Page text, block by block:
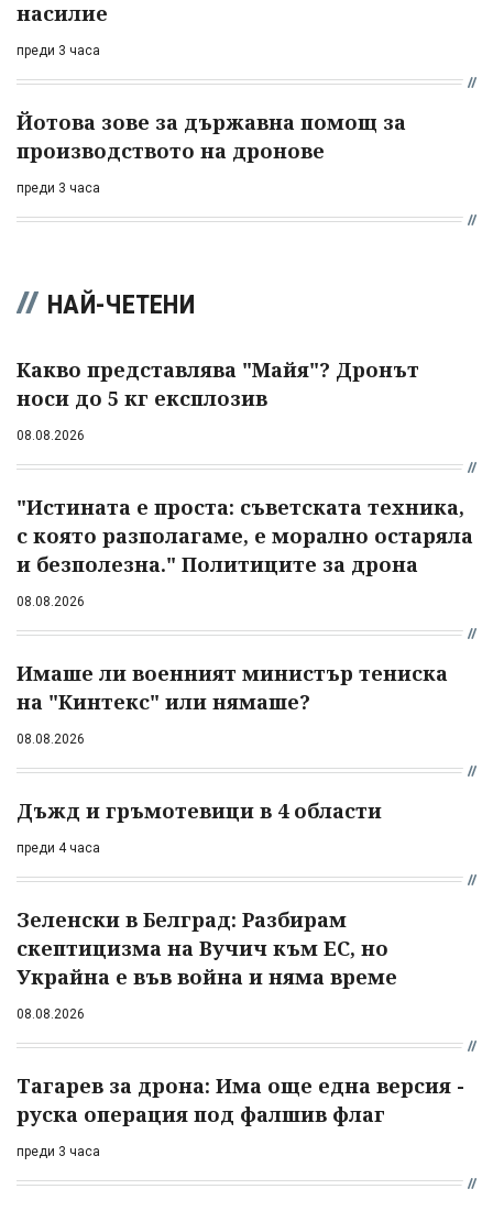
насилие
преди 3 часа
Йотова зове за държавна помощ за
производството на дронове
преди 3 часа
НАЙ-ЧЕТЕНИ
Какво представлява "Майя"? Дронът
носи до 5 кг експлозив
08.08.2026
"Истината е проста: съветската техника,
с която разполагаме, е морално остаряла
и безполезна." Политиците за дрона
08.08.2026
Имаше ли военният министър тениска
на "Кинтекс" или нямаше?
08.08.2026
Дъжд и гръмотевици в 4 области
преди 4 часа
Зеленски в Белград: Разбирам
скептицизма на Вучич към ЕС, но
Украйна е във война и няма време
08.08.2026
Тагарев за дрона: Има още една версия -
руска операция под фалшив флаг
преди 3 часа